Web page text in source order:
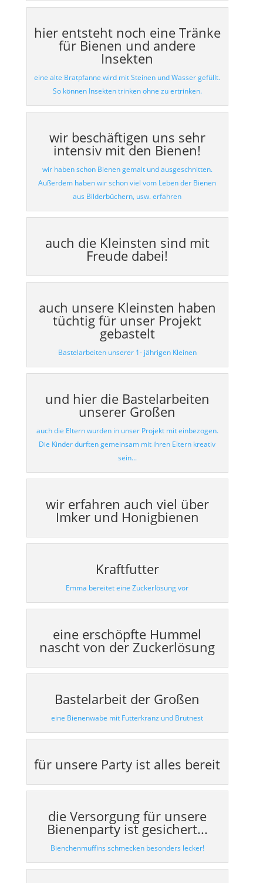
hier entsteht noch eine Tränke
für Bienen und andere
Insekten
eine alte Bratpfanne wird mit Steinen und Wasser gefüllt.
So können Insekten trinken ohne zu ertrinken.
wir beschäftigen uns sehr
intensiv mit den Bienen!
wir haben schon Bienen gemalt und ausgeschnitten.
Außerdem haben wir schon viel vom Leben der Bienen
aus Bilderbüchern, usw. erfahren
auch die Kleinsten sind mit
Freude dabei!
auch unsere Kleinsten haben
tüchtig für unser Projekt
gebastelt
Bastelarbeiten unserer 1- jährigen Kleinen
und hier die Bastelarbeiten
unserer Großen
auch die Eltern wurden in unser Projekt mit einbezogen.
Die Kinder durften gemeinsam mit ihren Eltern kreativ
sein...
wir erfahren auch viel über
Imker und Honigbienen
Kraftfutter
Emma bereitet eine Zuckerlösung vor
eine erschöpfte Hummel
nascht von der Zuckerlösung
Bastelarbeit der Großen
eine Bienenwabe mit Futterkranz und Brutnest
für unsere Party ist alles bereit
die Versorgung für unsere
Bienenparty ist gesichert...
Bienchenmuffins schmecken besonders lecker!